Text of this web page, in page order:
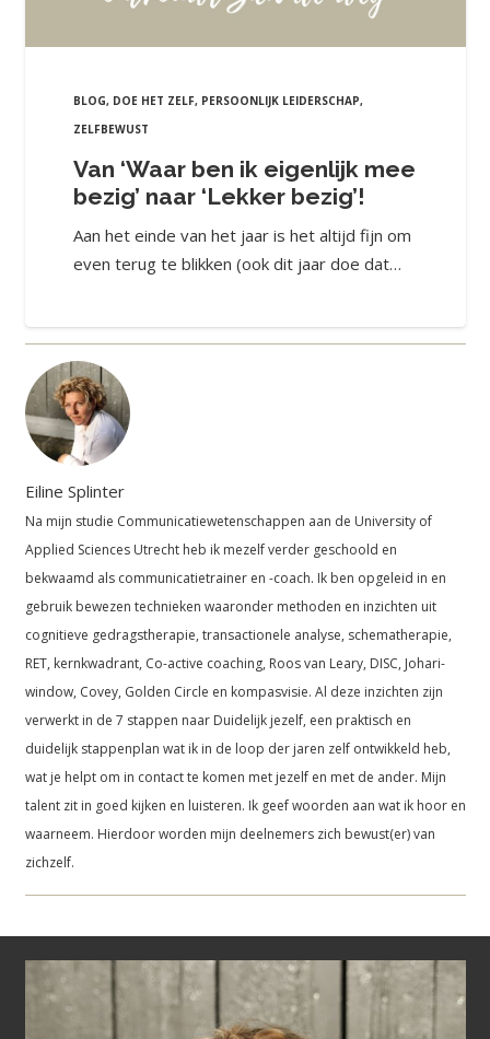
BLOG, DOE HET ZELF, PERSOONLIJK LEIDERSCHAP,
ZELFBEWUST
Van ‘Waar ben ik eigenlijk mee
bezig’ naar ‘Lekker bezig’!
Aan het einde van het jaar is het altijd fijn om
even terug te blikken (ook dit jaar doe dat…
Eiline Splinter
Na mijn studie Communicatiewetenschappen aan de University of
Applied Sciences Utrecht heb ik mezelf verder geschoold en
bekwaamd als communicatietrainer en -coach. Ik ben opgeleid in en
gebruik bewezen technieken waaronder methoden en inzichten uit
cognitieve gedragstherapie, transactionele analyse, schematherapie,
RET, kernkwadrant, Co-active coaching, Roos van Leary, DISC, Johari-
window, Covey, Golden Circle en kompasvisie. Al deze inzichten zijn
verwerkt in de 7 stappen naar Duidelijk jezelf, een praktisch en
duidelijk stappenplan wat ik in de loop der jaren zelf ontwikkeld heb,
wat je helpt om in contact te komen met jezelf en met de ander. Mijn
talent zit in goed kijken en luisteren. Ik geef woorden aan wat ik hoor en
waarneem. Hierdoor worden mijn deelnemers zich bewust(er) van
zichzelf.